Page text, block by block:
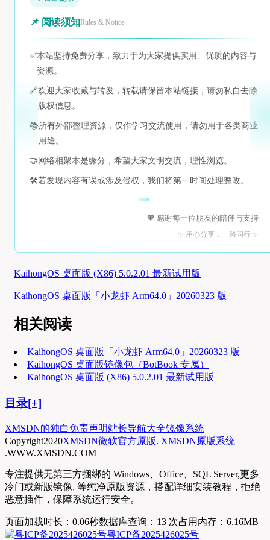
📌 阅读须知Rules & Notice
✅本站坚持免费分享，致力于为大家提供实用、优质的内容与
资源。
🔗欢迎大家收藏与转发，转载请保留本站链接，请勿私自去除
版权信息。
📚所有外部整理资源，仅作学习交流使用，请勿用于各类商业
用途。
🤝 网络相聚本是缘分，希望大家文明交流，理性浏览。
🛠️若发现内容有误或涉及侵权，我们将第一时间处理整改。
💖 感谢每一位朋友的陪伴与支持
✨ 用心分享，一路同行 ✨
KaihongOS 桌面版 (X86) 5.0.2.01 最新试用版
KaihongOS 桌面版「小龙虾 Arm64.0」20260323 版
相关阅读
KaihongOS 桌面版「小龙虾 Arm64.0」20260323 版
KaihongOS 桌面版镜像包（BotBook 专属）
KaihongOS 桌面版 (X86) 5.0.2.01 最新试用版
目录[+]
XMSDN的独白免责声明站长导航大全镜像系统
Copyright2020XMSDN微软官方原版. XMSDN原版系统
.WWW.XMSDN.COM
专注提供无第三方捆绑的 Windows、Office、SQL Server,更多
冷门或新版镜像, 等纯净原版资源，搭配详细安装教程，拒绝
恶意插件，保障系统运行安全。
页面加载时长：0.06秒数据库查询：13 次占用内存：6.16MB
粤ICP备2025426025号